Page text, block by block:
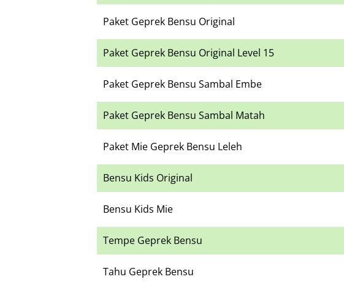
Paket Geprek Bensu Original
Paket Geprek Bensu Original Level 15
Paket Geprek Bensu Sambal Embe
Paket Geprek Bensu Sambal Matah
Paket Mie Geprek Bensu Leleh
Bensu Kids Original
Bensu Kids Mie
Tempe Geprek Bensu
Tahu Geprek Bensu